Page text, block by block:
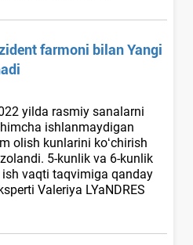
farmoni bilan Yangi
yilda rasmiy sanalarni
ishlanmaydigan
olish kunlarini koʻchirish
5-kunlik va 6-kunlik
vaqti taqvimiga qanday
Valeriya LYaNDRES